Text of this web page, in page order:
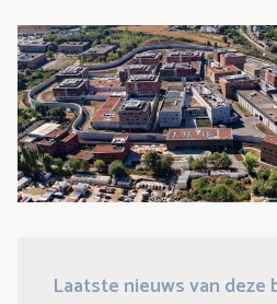
Laatste nieuws van deze